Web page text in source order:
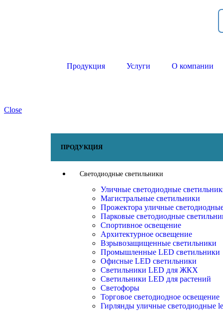
Продукция Услуги О компании
Close
ПРОДУКЦИЯ
Светодиодные светильники
Уличные светодиодные
Магистральные светильники
Прожектора уличные
Парковые светодиодные
Спортивное освещение
Архитектурное освещение
Взрывозащищенные светильники
Промышленные LED светильники
Офисные LED светильники
Cветильники LED для ЖКХ
Светильники LED для растений
Светофоры
Торговое светодиодное освещение
Гирлянды уличные светодиодные